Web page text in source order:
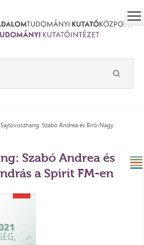
Sajtóvisszhang: Szabó Andrea és Bíró-Nagy
Szabó Andrea és
a Spirit FM-en